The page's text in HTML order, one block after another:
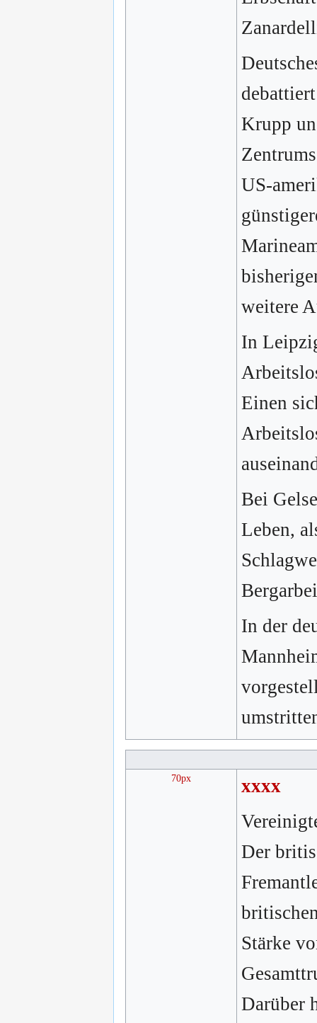
Krupp
US-
weitere
In
Einen
Bei
Leben,
In der
70px
xxxx
Der
Stärke
Darüber